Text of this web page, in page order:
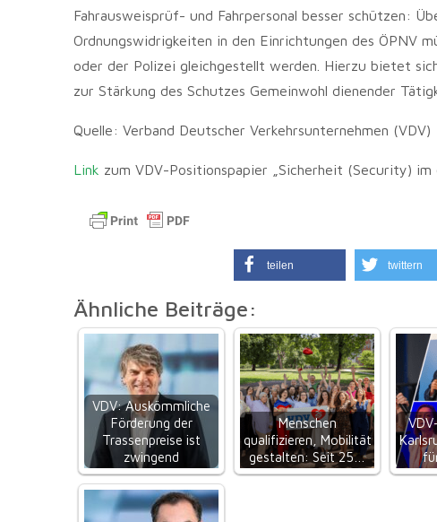
Fahrausweisprüf- und Fahrpersonal besser schützen:
Ordnungswidrigkeiten in den Einrichtungen des ÖPNV
oder der Polizei gleichgestellt werden. Hierzu bietet
zur Stärkung des Schutzes Gemeinwohl dienender
Quelle: Verband Deutscher Verkehrsunternehmen (VDV)
Link zum VDV-Positionspapier „Sicherheit (Security)
teilen twittern
Ähnliche Beiträge:
VDV: Auskömmliche
Förderung der
Trassenpreise ist
zwingend
Menschen
qualifizieren, Mobilität
gestalten: Seit 25…